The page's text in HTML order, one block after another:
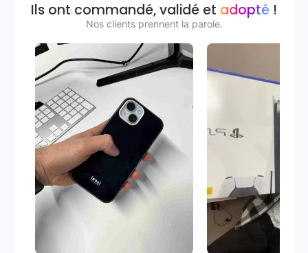
Ils ont commandé, validé et adopté !
Nos clients prennent la parole.